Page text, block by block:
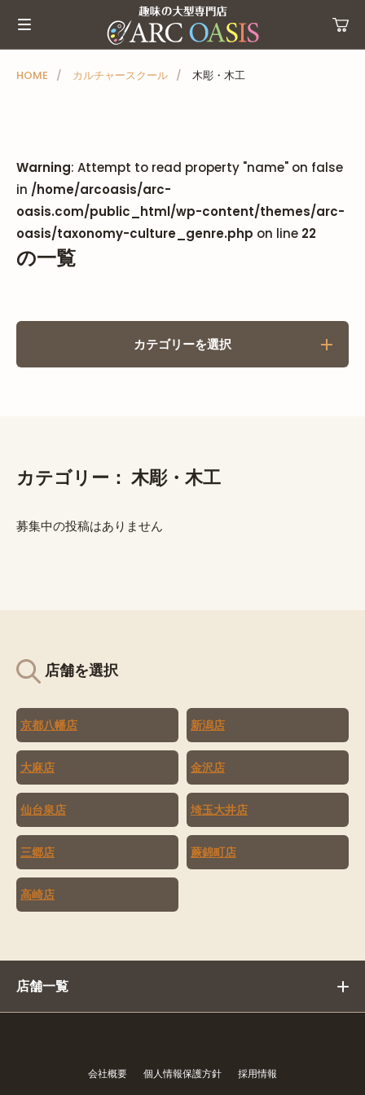
ュ
HOME カルチャースクール 木彫・木工
Warning: Attempt to read property "name" on false
in /home/arcoasis/arc-
oasis.com/public_html/wp-content/themes/arc-
oasis/taxonomy-culture_genre.php on line 22
の一覧
カテゴリーを選択
カテゴリー： 木彫・木工
募集中の投稿はありません
店舗を選択
京都八幡店 新潟店
大麻店 金沢店
仙台泉店 埼玉大井店
三郷店 蕨錦町店
高崎店
店舗一覧
会社概要 個人情報保護方針 採用情報